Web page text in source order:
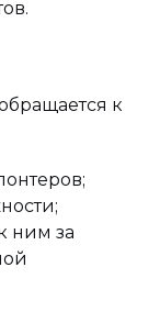
к
ним за